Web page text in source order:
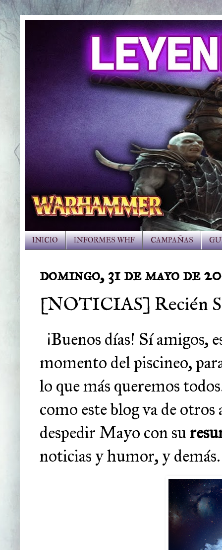
INICIO INFORMES WHF CAMPAÑAS
domingo, 31 de mayo de
[NOTICIAS] Recién
¡Buenos días! Sí amigos,
momento del piscineo,
lo que más queremos
como este blog va de
despedir Mayo con su
noticias y humor, y demás.